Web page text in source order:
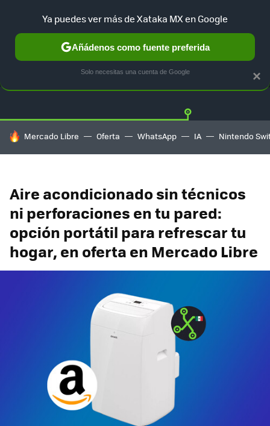
GUÍA DE COMPRAS MERCADO LIBRE
HOY SE HABLA DE
Mercado Libre Oferta WhatsApp IA Nintendo
Aire acondicionado sin técnicos
ni perforaciones en tu pared:
opción portátil para refrescar tu
hogar, en oferta en Mercado Libre
×
Ya puedes ver más de Xataka MX en Google
Añádenos como fuente preferida
Solo necesitas una cuenta de Google